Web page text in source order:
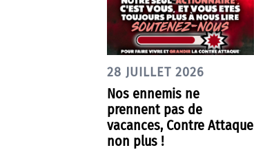
28 JUILLET 2026
Nos ennemis ne
prennent pas de
vacances, Contre Attaque
non plus !